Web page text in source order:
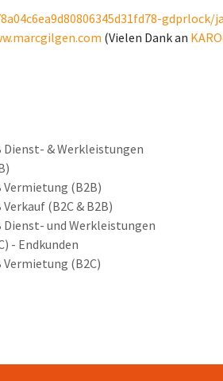
gdprlock/
(Vielen Dank an
Dienst- & Werkleistungen
Vermietung (B2B)
Verkauf (B2C & B2B)
Dienst- und Werkleistungen
- Endkunden
Vermietung (B2C)